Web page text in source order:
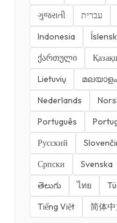
ગુજરાતી
עברית
Indonesia
ქართული
Lietuvių
മലയാളം
Nederlands
Português
Русский
Српски
Svenska
తెలుగు
ไทย
Tiếng Việt
简体